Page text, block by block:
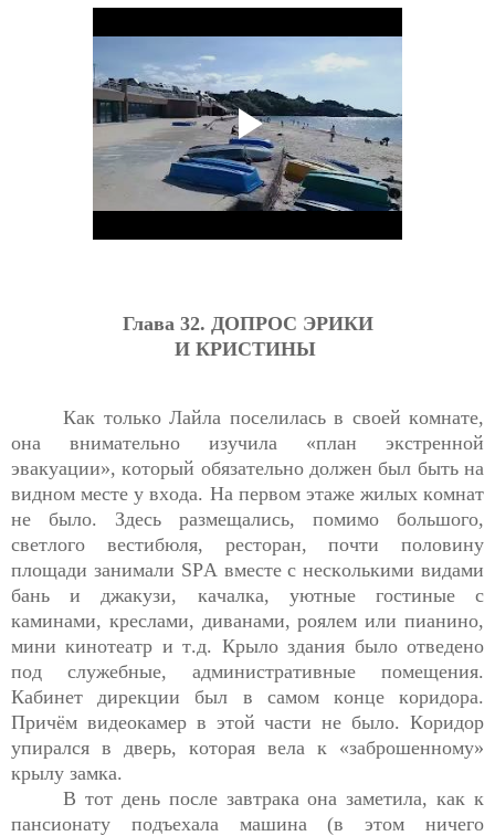
Глава 32. ДОПРОС ЭРИКИ
И КРИСТИНЫ
Как только Лайла поселилась в своей комнате,
она внимательно изучила «план экстренной
эвакуации», который обязательно должен был быть на
видном месте у входа. На первом этаже жилых комнат
не было. Здесь размещались, помимо большого,
светлого вестибюля, ресторан, почти половину
площади занимали SPA вместе с несколькими видами
бань и джакузи, качалка,
каминами, креслами, диванами, роялем или пианино,
мини кинотеатр и т.д. Крыло здания было отведено
под служебные, административные помещения.
Кабинет дирекции был в самом конце коридора.
Причём видеокамер в этой части не было. Коридор
упирался в дверь, которая вела к «заброшенному»
крылу замка.
В тот день после завтрака она заметила, как к
пансионату подъехала машина (в этом ничего